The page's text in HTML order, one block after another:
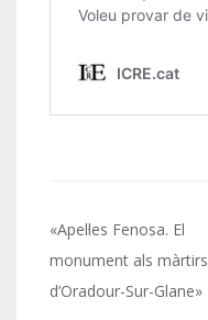
Navegació
d'entrades
«Apel·les Fenosa. El
monument als màrtirs
d’Oradour-Sur-Glane»